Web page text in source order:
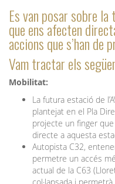
Es van posar sobre
que ens afecten
accions que s’han de
Vam tractar els
Mobilitat:
La futura estació de
plantejat en el Pla
projecte un finger
directe a aquesta
Autopista C32,
permetre un accés
actual de la C63